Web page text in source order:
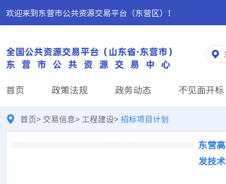
欢迎来到东营市公共资源交易平台（东营区）！
首页 政策法规 政务动态 不见面开标
首页> 交易信息> 工程建设>招标项目计划
东营
发技